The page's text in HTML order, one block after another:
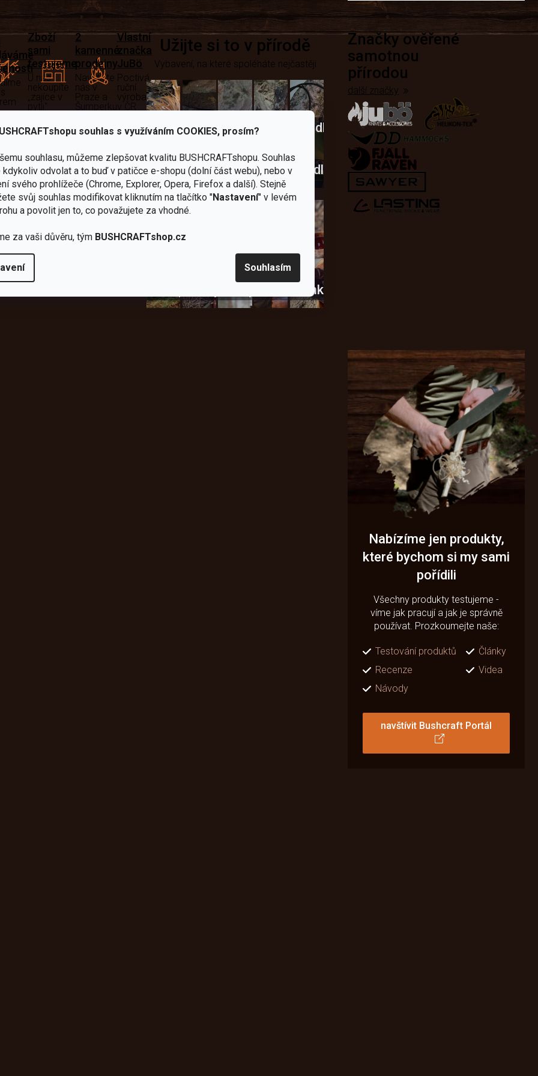
souhlas s využíváním COOKIES, prosím?
souhlasu, můžeme zlepšovat kvalitu BUSHCRAFTshopu. Souhlas
kdykoliv odvolat a to buď v patičce e-shopu (dolní část webu), nebo v
svého prohlížeče (Chrome, Explorer, Opera, Firefox a další). Stejně
svůj souhlas modifikovat kliknutím na tlačítko "Nastavení" v levém
a povolit jen to, co považujete za vhodné.
za vaši důvěru, tým BUSHCRAFTshop.cz
Souhlasím
Zboží
sami
testujeme
U nás
nekoupíte
„zajíce v
pytli“
2
kamenné
prodejny
Navštivte
nás v
Praze a
Šumperku
Vlastní
značka
JuBö
Poctivá
ruční
výroba
v ČR
skvělé výhody
Užijte si to v přírodě
Vybavení, na které spoléháte nejčastěji
NožeSekery
Vařiče
kartušeNádobí
Křesadla
škrtadla
Novinky
Značky ověřené
samotnou
přírodou
další značky
Nabízíme jen produkty,
které bychom si my sami
pořídili
Všechny produkty testujeme -
víme jak pracují a jak je správně
používat. Prozkoumejte naše:
Testování produktů
Články
Recenze
Videa
Návody
navštívit Bushcraft Portál